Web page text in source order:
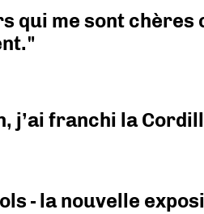
qui me sont
j’ai franchi la
- la nouvelle